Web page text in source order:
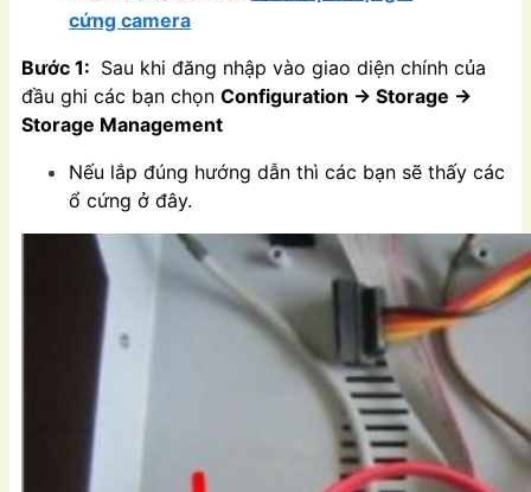
cứng camera
Bước 1: Sau khi đăng nhập vào giao diện chính của
đầu ghi các bạn chọn Configuration -> Storage ->
Storage Management
Nếu lắp đúng hướng dẫn thì các bạn sẽ thấy các
ổ cứng ở đây.